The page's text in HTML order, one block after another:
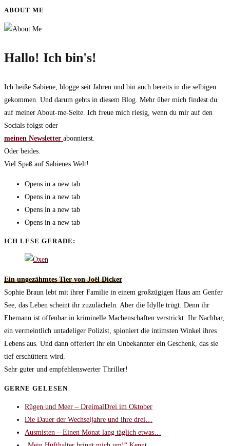
ABOUT ME
Hallo! Ich bin's!
Ich heiße Sabiene, blogge seit Jahren und bin auch bereits in die selbigen
gekommen. Und darum gehts in diesem Blog. Mehr über mich findest du
auf meiner About-me-Seite. Ich freue mich riesig, wenn du mir auf den
Socials folgst oder
meinen Newsletter abonnierst.
Oder beides.
Viel Spaß auf Sabienes Welt!
Opens in a new tab
Opens in a new tab
Opens in a new tab
Opens in a new tab
ICH LESE GERADE:
Ein ungezähmtes Tier von Joël Dicker
Sophie Braun lebt mit ihrer Familie in einem großzügigen Haus am Genfer
See, das Leben scheint ihr zuzulächeln. Aber die Idylle trügt. Denn ihr
Ehemann ist offenbar in kriminelle Machenschaften verstrickt. Ihr Nachbar,
ein vermeintlich untadeliger Polizist, spioniert die intimsten Winkel ihres
Lebens aus. Und dann offeriert ihr ein Unbekannter ein Geschenk, das sie
tief erschüttern wird.
Sehr guter und empfehlenswerter Thriller!
GERNE GELESEN
Rügen und Meer – DreimalDrei im Oktober
Die Dauer der Wechseljahre und ihre drei…
Ausmisten – Einen Monat lang täglich etwas…